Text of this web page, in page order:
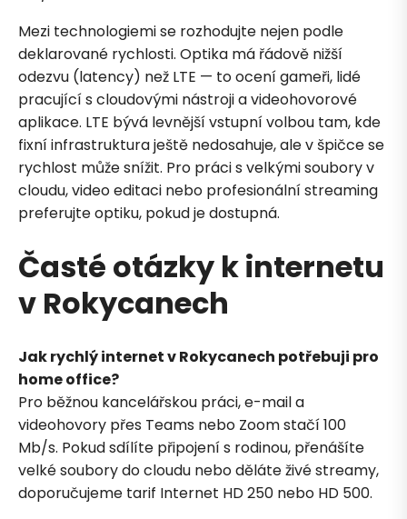
Mezi technologiemi se rozhodujte nejen podle
deklarované rychlosti. Optika má řádově nižší
odezvu (latency) než LTE — to ocení gameři, lidé
pracující s cloudovými nástroji a videohovorové
aplikace. LTE bývá levnější vstupní volbou tam, kde
fixní infrastruktura ještě nedosahuje, ale v špičce se
rychlost může snížit. Pro práci s velkými soubory v
cloudu, video editaci nebo profesionální streaming
preferujte optiku, pokud je dostupná.
Časté otázky k internetu
v Rokycanech
Jak rychlý internet v Rokycanech potřebuji pro
home office?
Pro běžnou kancelářskou práci, e-mail a
videohovory přes Teams nebo Zoom stačí 100
Mb/s. Pokud sdílíte připojení s rodinou, přenášíte
velké soubory do cloudu nebo děláte živé streamy,
doporučujeme tarif Internet HD 250 nebo HD 500.
Zavolejte mi zpět